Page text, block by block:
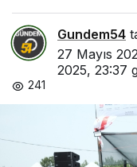
Gundem54
27 Mayıs
2025, 23:37
241